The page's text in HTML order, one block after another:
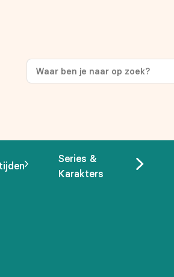
Series &
Karakters
op je eerste aankoop!